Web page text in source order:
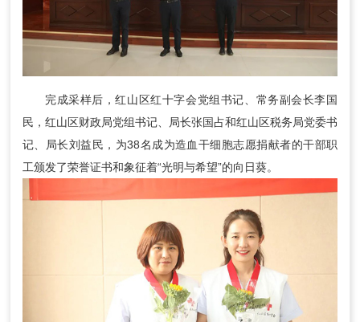
完成采样后，红山区红十字会党组书记、常务副会长李国
民，红山区财政局党组书记、局长张国占和红山区税务局党委书
记、局长刘益民，为38名成为造血干细胞志愿捐献者的干部职
工颁发了荣誉证书和象征着“光明与希望”的向日葵。